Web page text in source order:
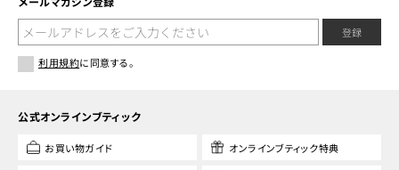
登録
利用規約に同意する。
公式オンラインブティック
お買い物ガイド オンラインブティック特典